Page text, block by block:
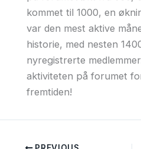
kommet til 1000, en
var den mest aktive
historie, med nesten
nyregistrerte
aktiviteten på forumet
fremtiden!